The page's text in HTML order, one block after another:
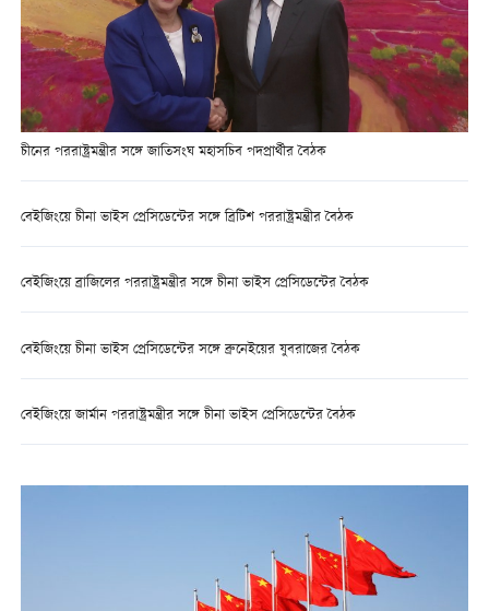
চীনের পররাষ্ট্রমন্ত্রীর সঙ্গে জাতিসংঘ মহাসচিব পদপ্রার্থীর বৈঠক
বেইজিংয়ে চীনা ভাইস প্রেসিডেন্টের সঙ্গে ব্রিটিশ পররাষ্ট্রমন্ত্রীর বৈঠক
বেইজিংয়ে ব্রাজিলের পররাষ্ট্রমন্ত্রীর সঙ্গে চীনা ভাইস প্রেসিডেন্টের বৈঠক
বেইজিংয়ে চীনা ভাইস প্রেসিডেন্টের সঙ্গে ব্রুনেইয়ের যুবরাজের বৈঠক
বেইজিংয়ে জার্মান পররাষ্ট্রমন্ত্রীর সঙ্গে চীনা ভাইস প্রেসিডেন্টের বৈঠক